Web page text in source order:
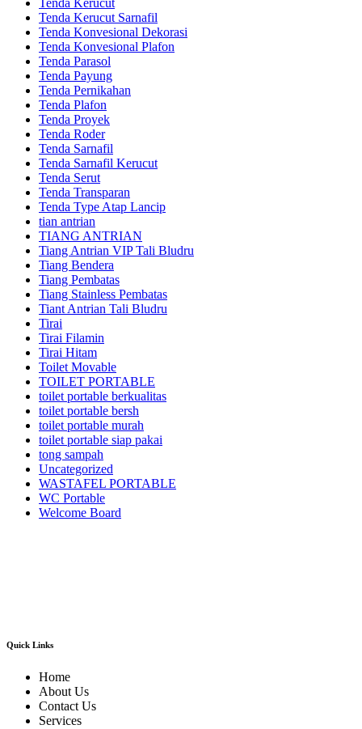
Tenda Kerucut Sarnafil
Tenda Konvesional Dekorasi
Tenda Konvesional Plafon
Tenda Parasol
Tenda Payung
Tenda Pernikahan
Tenda Plafon
Tenda Proyek
Tenda Roder
Tenda Sarnafil
Tenda Sarnafil Kerucut
Tenda Serut
Tenda Transparan
Tenda Type Atap Lancip
tian antrian
TIANG ANTRIAN
Tiang Antrian VIP Tali Bludru
Tiang Bendera
Tiang Pembatas
Tiang Stainless Pembatas
Tiant Antrian Tali Bludru
Tirai
Tirai Filamin
Tirai Hitam
Toilet Movable
TOILET PORTABLE
toilet portable berkualitas
toilet portable bersh
toilet portable murah
toilet portable siap pakai
tong sampah
Uncategorized
WASTAFEL PORTABLE
WC Portable
Welcome Board
Quick Links
Home
About Us
Contact Us
Services